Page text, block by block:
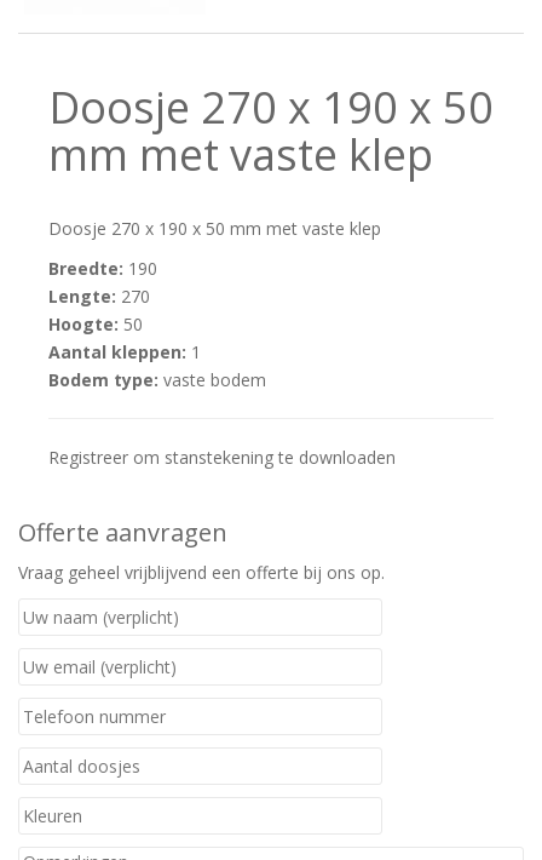
Doosje 270 x 190 x 50
mm met vaste klep
Doosje 270 x 190 x 50 mm met vaste klep
Breedte: 190
Lengte: 270
Hoogte: 50
Aantal kleppen: 1
Bodem type: vaste bodem
Registreer om stanstekening te downloaden
Offerte aanvragen
Vraag geheel vrijblijvend een offerte bij ons op.